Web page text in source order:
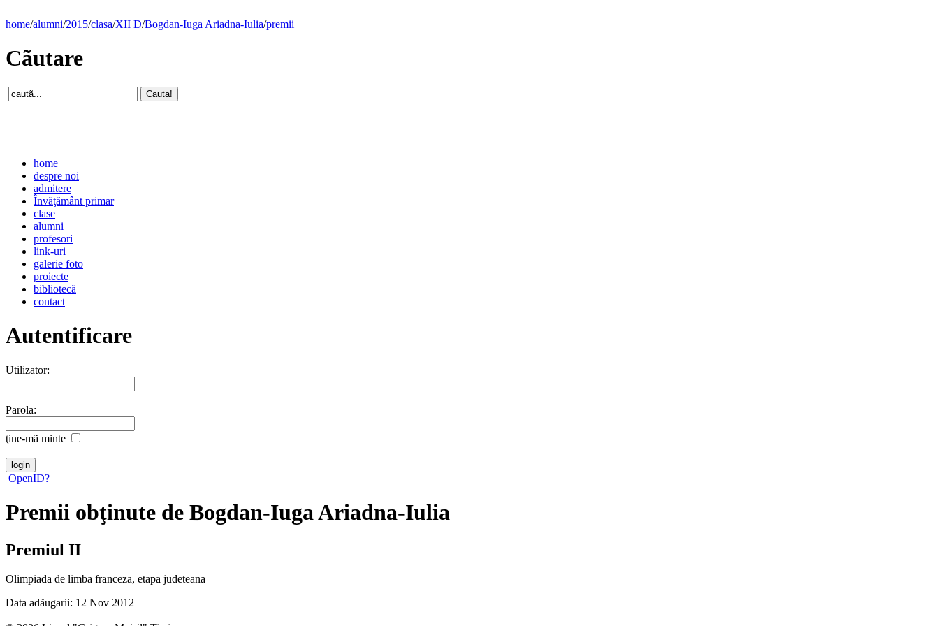
home/alumni/2015/clasa/XII D/Bogdan-Iuga Ariadna-Iulia/premii
Cãutare
home
despre noi
admitere
Învăţământ primar
clase
alumni
profesori
link-uri
galerie foto
proiecte
bibliotecă
contact
Autentificare
Utilizator:
Parola:
ţine-mã minte
OpenID?
Premii obţinute de Bogdan-Iuga Ariadna-Iulia
Premiul II
Olimpiada de limba franceza, etapa judeteana
Data adãugarii: 12 Nov 2012